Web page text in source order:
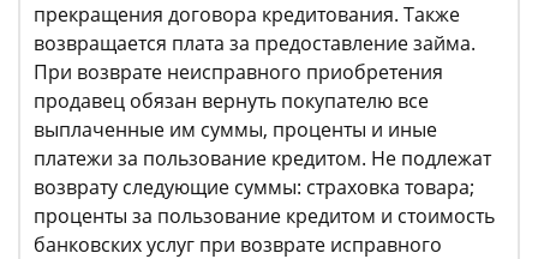
прекращения договора кредитования. Также
возвращается плата за предоставление займа.
При возврате неисправного приобретения
продавец обязан вернуть покупателю все
выплаченные им суммы, проценты и иные
платежи за пользование кредитом. Не подлежат
возврату следующие суммы: страховка товара;
проценты за пользование кредитом и стоимость
банковских услуг при возврате исправного